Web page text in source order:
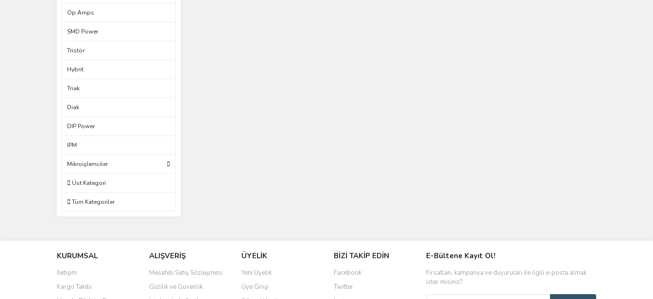
Op Amps
SMD Power
Tristör
Hybrit
Triak
Diak
DIP Power
IPM
Mikroişlemciler
Üst Kategori
Tüm Kategoriler
KURUMSAL
İletişim
Kargo Takibi
ALIŞVERİŞ
Mesafeli Satış Sözleşmesi
Gizlilik ve Güvenlik
ÜYELİK
Yeni Üyelik
Üye Girişi
BİZİ TAKİP EDİN
Facebook
Twitter
E-Bültene Kayıt Ol!
Fırsatları, kampanya ve duyuruları ile ilgili e-posta almak
ister misiniz?